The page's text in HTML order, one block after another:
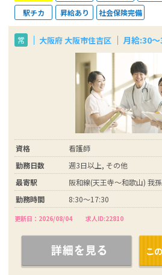
駅チカ
昇給あり 社会保険完備
常 大阪府 大阪市住吉区 月給:30
資格
看護師
勤務日数
週3日以上, その他
最寄駅
阪和線(天王寺～和歌山) 我
勤務時間
8:30～17:30
更新日：2026/08/04 求人ID:22810